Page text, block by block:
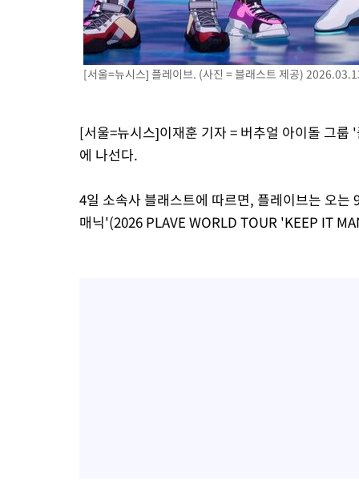
[서울=뉴시스] 플레이브. (사진 = 블래스트 제공)
[서울=뉴시스]이재훈 기자 = 버추얼 아이돌 그
에 나선다.
4일 소속사 블래스트에 따르면, 플레이브는 오
매닉'(2026 PLAVE WORLD TOUR 'KEEP IT